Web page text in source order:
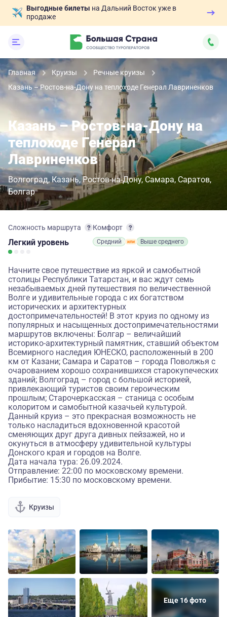
Выгодные билеты на Дальний Восток уже в
продаже
Главная Круизы
Речные круизы
Казань – Ростов-на-Дону на теплоходе Генерал Лавриненков
Казань – Ростов-на-Дону на
теплоходе Генерал
Лавриненков
Волгоград Казань Ростов-на-Дону Самара Саратов
Болгар
Сложность маршрута
Легкий уровень
Комфорт
Средний Выше среднего
Начните свое путешествие из яркой и самобытной
столицы Республики Татарстан, и вас ждут семь
незабываемых дней путешествия по величественной
Волге и удивительные города с их богатством
исторических и архитектурных
достопримечательностей! В этот круиз по одному из
популярных и насыщенных достопримечательностями
маршрутов включены: Болгар – величайший
историко-архитектурный памятник, ставший объектом
Всемирного наследия ЮНЕСКО, расположенный в 200
км от Казани; Самара и Саратов – города Поволжья с
очарованием хорошо сохранившихся старокупеческих
зданий; Волгоград – город с большой историей,
привлекающий туристов своим героическим
прошлым; Старочеркасская – станица с особым
колоритом и самобытной казачьей культурой.
Данный круиз – это прекрасная возможность не
только насладиться вдохновенной красотой
сменяющих друг друга дивных пейзажей, но и
окунуться в атмосферу удивительной культуры
Донского края и городов на Волге.
Дата начала тура: 26.09.2024.
Отправление: 22:00 по московскому времени.
Прибытие: 15:30 по московскому времени.
Круизы
Еще 16 фото